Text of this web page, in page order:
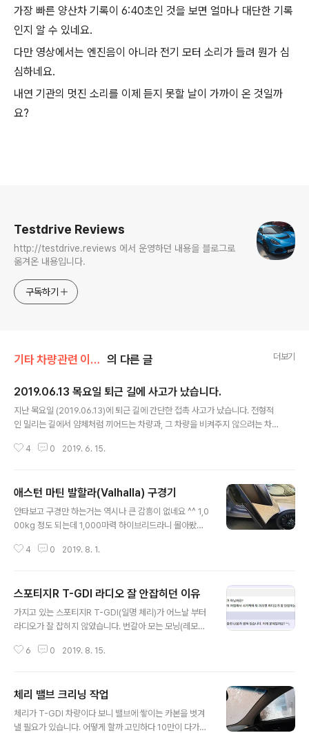
가장 빠른 양산차 기록이 6:40초인 것을 보면 얼마나 대단한 기록
인지 알 수 있네요.
다만 영상에서는 엔진음이 아니라 전기 모터 소리가 들려 뭔가 심
심하네요.
내연 기관의 멋진 소리를 이제 듣지 못할 날이 가까이 온 것일까
요?
Testdrive Reviews
http://testdrive.reviews 에서 운영하던 내용을 블로그로
옮겨온 내용입니다.
구독하기
기타 차량관련 이야기 의 다른 글 더보기
2019.06.13 목요일 퇴근 길에 사고가 났습니다.
지난 목요일 (2019.06.13)에 퇴근 길에 간단한 접촉 사고가 났습니다. 전형적
인 밀리는 길에서 얌체처럼 끼어드는 차량과, 그 차량을 비켜주지 않으려는 차
체적 난관 가운데, 아무런 상관없는 제 차량이 피해자가 된 상황입니다. 자세한
ㅠㅠ
4 0 2019. 6. 15.
애스턴 마틴 발할라(Valhalla) 구경기
안타보고 구경만 하는거는 역시나 큰 감흥이 없네요 ^^ 1,0
00kg 정도 되는데 1,000마력 하이브리드라니 몰아봤을
4 0 2019. 8. 1.
스포티지R T-GDI 라디오 잘 안잡히던 이유
가지고 있는 스포티지R T-GDI(일명 체리)가 어느날 부터
라디오가 잘 잡히지 않았습니다. 번갈아 모는 모닝(레모닝)
오래되서 그런가, 아니면 다른 이유가 있어서 그런가 클리
다. 그런데 댓글 중 눈길을 끄는 내용이 하나 있었습니다.
시거잭에 뭔가가 꼽혀 있는 경우 라디오가 잘 나오지 않을
수 있다는 내용이였죠. 혹시나 해서 오늘 시거잭을 살펴 봤
6 0 2019. 8. 15.
체리 밸브 크리닝 작업
체리가 T-GDI 차량이다 보니 밸브에 쌓이는 카본을 벗겨
낼 필요가 있습니다. 어떻게 할까 고민하다 10만이 다가오